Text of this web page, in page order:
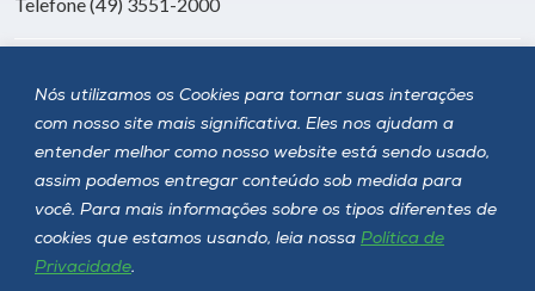
Nós utilizamos os Cookies para tornar suas interações
com nosso site mais significativa. Eles nos ajudam a
entender melhor como nosso website está sendo usado,
assim podemos entregar conteúdo sob medida para
você. Para mais informações sobre os tipos diferentes de
cookies que estamos usando, leia nossa Política de
Privacidade.
Siga a Unoesc